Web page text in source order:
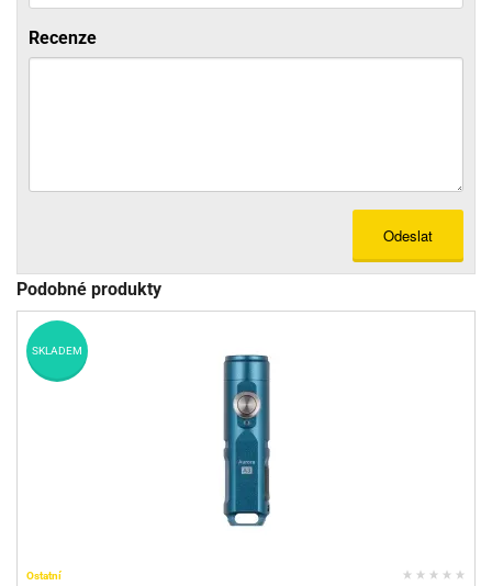
Recenze
Odeslat
Podobné produkty
Ostatní
SKLADEM